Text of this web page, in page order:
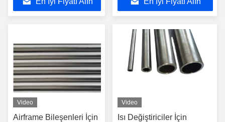
Video
Airframe Bileşenleri İçin
Video
Isı Değiştiriciler İçin